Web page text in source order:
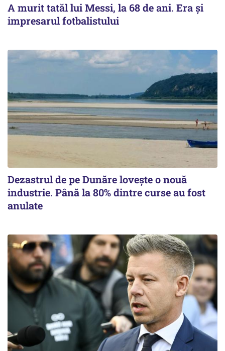
A murit tatăl lui Messi, la 68 de ani. Era și
impresarul fotbalistului
Dezastrul de pe Dunăre lovește o nouă
industrie. Până la 80% dintre curse au fost
anulate